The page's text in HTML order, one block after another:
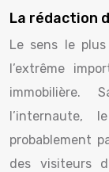
La rédaction
Le sens le
l’extrême
immobilière.
l’internaute,
probablement
des visiteurs